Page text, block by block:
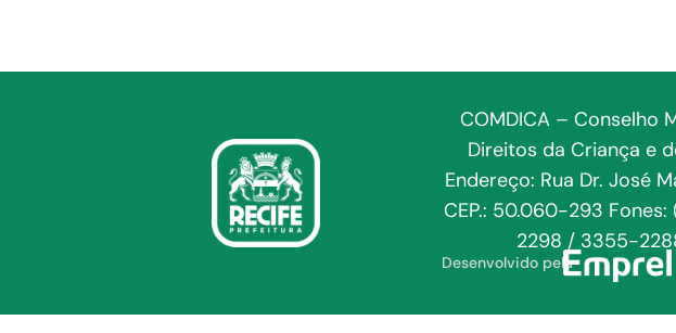
COMDICA – Conselho
Direitos da Criança e
Endereço: Rua Dr. José
CEP.: 50.060-293
2298 / 3355-
Desenvolvido pela